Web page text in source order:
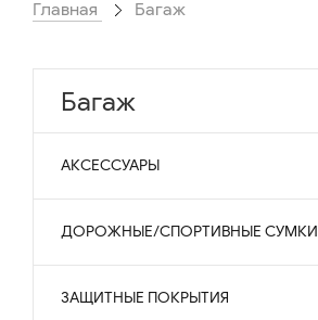
Главная Багаж
Багаж
АКСЕССУАРЫ
ДОРОЖНЫЕ/СПОРТИВНЫЕ СУМКИ
ЗАЩИТНЫЕ ПОКРЫТИЯ